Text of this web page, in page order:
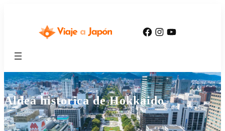
ッ
プ
Facebook
Instagram
YouTube
Aldea historica de Hokkaido